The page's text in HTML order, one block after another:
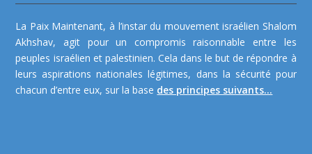
La Paix Maintenant, à l’instar du mouvement israélien Shalom
Akhshav, agit pour un compromis raisonnable entre les
peuples israélien et palestinien. Cela dans le but de répondre à
leurs aspirations nationales légitimes, dans la sécurité pour
chacun d’entre eux, sur la base des principes suivants...